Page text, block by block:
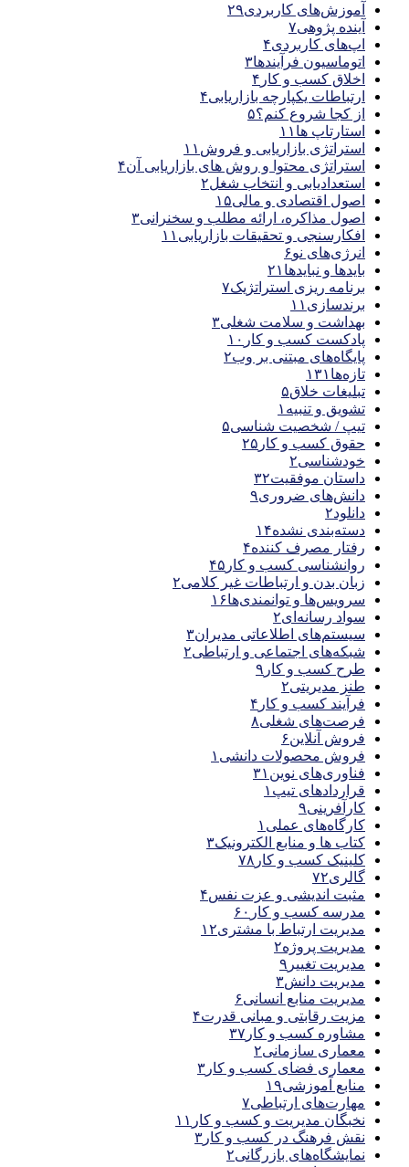
آموزش‌های کاربردی۲۹
آینده پژوهی۷
اپ‌های کاربردی۴
اتوماسیون فرآیندها۳
اخلاق کسب و کار ۴
ارتباطات یکپارچه بازاریابی۴
از کجا شروع کنم؟۵
استارتاپ ها ۱۱
استراتژی بازاریابی و فروش ۱۱
استراتژی محتوا و روش های بازاریابی آن۴
استعدادیابی و انتخاب شغل۲
اصول اقتصادی و مالی۱۵
اصول مذاکره، ارائه مطلب و سخنرانی۳
افکارسنجی و تحقیقات بازاریابی ۱۱
انرژی‌های نو۶
بایدها و نبایدها ۲۱
برنامه ریزی استراتژیک۷
برندسازی ۱۱
بهداشت و سلامت شغلی۳
پادکست کسب و کار ۱۰
پایگاه‌های مبتنی بر وب۲
تازه‌ها ۱۳۱
تبلیغات خلاق۵
تشویق و تنبیه ۱
تیپ / شخصیت شناسی۵
حقوق کسب و کار ۲۵
خودشناسی۲
داستان موفقیت۳۲
دانش‌های ضروری۹
دانلود۲
دسته‌بندی نشده۱۴
رفتار مصرف کننده۴
روانشناسی کسب و کار ۴۵
زبان بدن و ارتباطات غیر کلامی۲
سرویس‌ها و توانمندی‌ها۱۶
سواد رسانه‌ای۲
سیستم‌های اطلاعاتی مدیران۳
شبکه‌های اجتماعی و ارتباطی۲
طرح کسب و کار ۹
طنز مدیریتی۲
فرآیند کسب و کار ۴
فرصت‌های شغلی۸
فروش آنلاین۶
فروش محصولات دانشی ۱
فناوری‌های نوین ۳۱
قراردادهای تیپ ۱
کارآفرینی۹
کارگاه‌های عملی ۱
کتاب ها و منابع الکترونیک۳
کلینیک کسب و کار ۷۸
گالری۷۲
مثبت اندیشی و عزت نفس۴
مدرسه کسب و کار ۶۰
مدیریت ارتباط با مشتری۱۲
مدیریت پروژه۲
مدیریت تغییر ۹
مدیریت دانش۳
مدیریت منابع انسانی۶
مزیت رقابتی و مبانی قدرت۴
مشاوره کسب و کار ۳۷
معماری سازمانی۲
معماری فضای کسب و کار ۳
منابع آموزشی۱۹
مهارت‌های ارتباطی۷
نخبگان مدیریت و کسب و کار ۱۱
نقش فرهنگ در کسب و کار ۳
نمایشگاه‌های بازرگانی۲